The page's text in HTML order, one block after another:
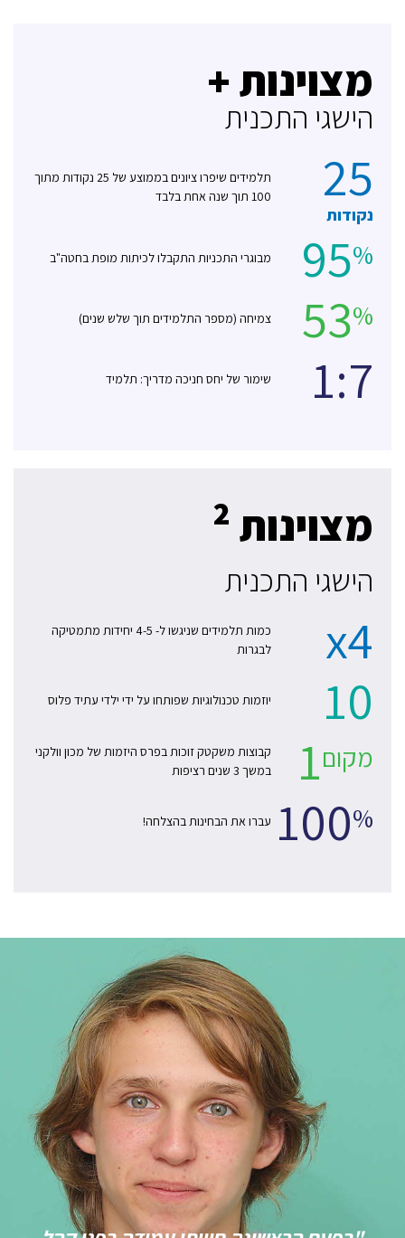
מצוינות +
הישגי התכנית
25
נקודות
תלמידים שיפרו ציונים בממוצע של 25 נקודות מתוך
100 תוך שנה אחת בלבד
95% מבוגרי התכניות התקבלו לכיתות מופת בחטה"ב
53% צמיחה (מספר התלמידים תוך שלש שנים)
1:7 שימור של יחס חניכה מדריך: תלמיד
מצוינות 2
הישגי התכנית
x4
כמות תלמידים שניגשו ל- 4-5 יחידות מתמטיקה
לבגרות
10 יוזמות טכנולוגיות שפותחו על ידי ילדי עתיד פלוס
מקום1
קבוצות משקטק זוכות בפרס היזמות של מכון וולקני
במשך 3 שנים רציפות
100% עברו את הבחינות בהצלחה!